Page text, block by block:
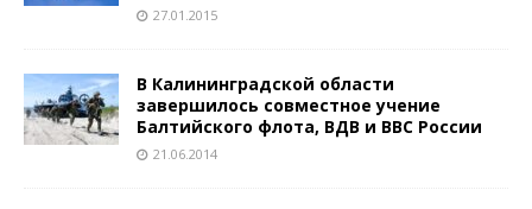
27.01.2015
В Калининградской области
завершилось совместное учение
Балтийского флота, ВДВ и ВВС России
21.06.2014